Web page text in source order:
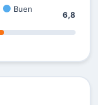
Buen
6,8